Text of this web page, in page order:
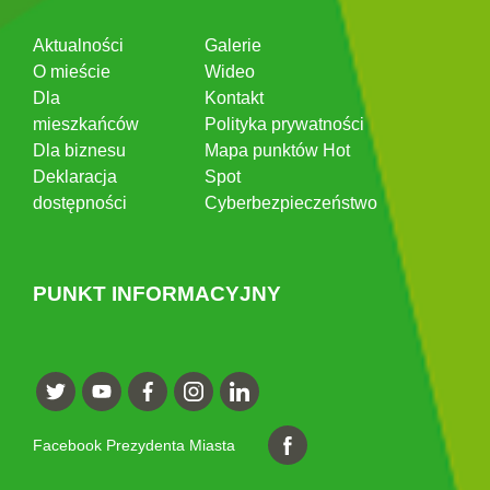
Aktualności
O mieście
Dla
mieszkańców
Dla biznesu
Deklaracja
dostępności
Galerie
Wideo
Kontakt
Polityka prywatności
Mapa punktów Hot
Spot
Cyberbezpieczeństwo
PUNKT INFORMACYJNY
Facebook Prezydenta Miasta